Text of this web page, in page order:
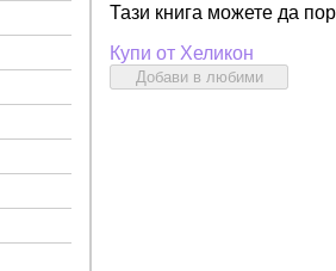
Тази книга можете да
Купи от Хеликон
Добави в любими